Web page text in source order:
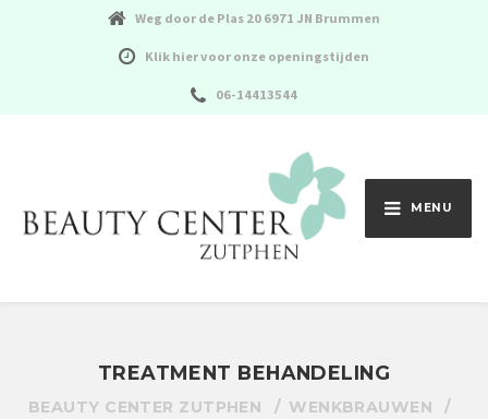
Weg door de Plas 20 6971 JN Brummen
Klik hier voor onze openingstijden
06-14413544
MENU
TREATMENT BEHANDELING
BEAUTY CENTER ZUTPHEN
WENKBRAUWEN